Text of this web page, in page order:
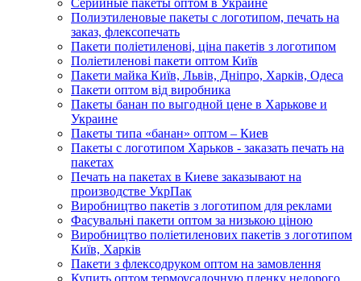
Полиэтиленовые пакеты с логотипом, печать на
заказ, флексопечать
Пакети поліетиленові, ціна пакетів з логотипом
Поліетиленові пакети оптом Київ
Пакети майка Київ, Львів, Дніпро, Харків, Одеса
Пакети оптом від виробника
Пакеты банан по выгодной цене в Харькове и
Украине
Пакеты типа «банан» оптом – Киев
Пакеты с логотипом Харьков - заказать печать на
пакетах
Печать на пакетах в Киеве заказывают на
производстве УкрПак
Виробництво пакетів з логотипом для реклами
Фасувальні пакети оптом за низькою ціною
Виробництво поліетиленових пакетів з логотипом
Київ, Харків
Пакети з флексодруком оптом на замовлення
Купить оптом термоусадочную пленку недорого